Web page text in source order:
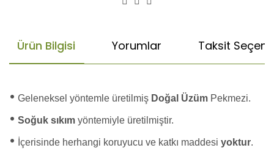
Ürün Bilgisi Yorumlar Taksit
• Geleneksel yöntemle üretilmiş Doğal Üzüm Pekmezi.
• Soğuk sıkım yöntemiyle üretilmiştir.
• İçerisinde herhangi koruyucu ve katkı maddesi yoktur.